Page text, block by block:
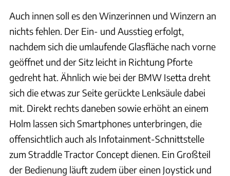
Auch innen soll es den Winzerinnen und Winzern an
nichts fehlen. Der Ein- und Ausstieg erfolgt,
nachdem sich die umlaufende Glasfläche nach vorne
geöffnet und der Sitz leicht in Richtung Pforte
gedreht hat. Ähnlich wie bei der BMW Isetta dreht
sich die etwas zur Seite gerückte Lenksäule dabei
mit. Direkt rechts daneben sowie erhöht an einem
Holm lassen sich Smartphones unterbringen, die
offensichtlich auch als Infotainment-Schnittstelle
zum Straddle Tractor Concept dienen. Ein Großteil
der Bedienung läuft zudem über einen Joystick und